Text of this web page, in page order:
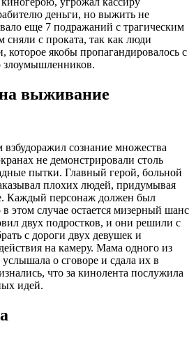
деньги, но выжить не
еще 7 подражаний с трагическим
с проката, так как люди
которое якобы пропагандировалось с
злоумышленников.
выживание
сознание множества
не демонстрировали столь
пытки. Главный герой, больной
плохих людей, придумывая
Каждый персонаж должен был
этом случае остается мизерный шанс
двух подростков, и они решили с
с дороги двух девушек и
на камеру. Мама одного из
о сговоре и сдала их в
что за кинолента послужила
идей.